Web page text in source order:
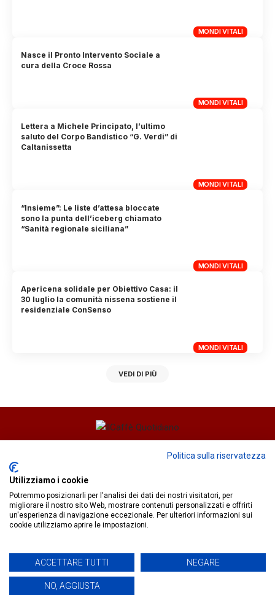
MONDI VITALI
MONDI VITALI
Nasce il Pronto Intervento Sociale a
cura della Croce Rossa
MONDI VITALI
Lettera a Michele Principato, l’ultimo
saluto del Corpo Bandistico “G. Verdi” di
Caltanissetta
MONDI VITALI
“Insieme”: Le liste d’attesa bloccate
sono la punta dell’iceberg chiamato
“Sanità regionale siciliana”
MONDI VITALI
Apericena solidale per Obiettivo Casa: il
30 luglio la comunità nissena sostiene il
residenziale ConSenso
VEDI DI PIÙ
Fiorella Falci
redazione@ilcaffequotidiano.online
C.F. 92076900858
Chi siamo
Privacy & Cookie Policy
IlCaffèQuotidiano.online è una testata giornalistica registrata
presso il Tribunale di Caltanissetta n.02/2024 del 17/07/2024 |
Realizzato da
Politica sulla riservatezza
Utilizziamo i cookie
Potremmo posizionarli per l'analisi dei dati dei nostri visitatori, per
migliorare il nostro sito Web, mostrare contenuti personalizzati e offrirti
un'esperienza di navigazione eccezionale. Per ulteriori informazioni sui
cookie utilizziamo aprire le impostazioni.
ACCETTARE TUTTI NEGARE
NO, AGGIUSTA